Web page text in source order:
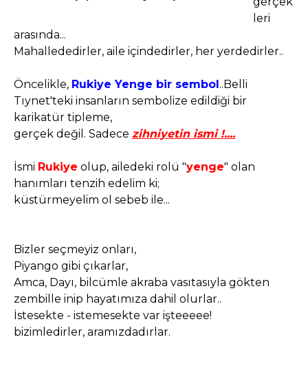
leri
arasında...
Mahallededirler, aile içindedirler, her yerdedirler..
Öncelikle, Rukiye Yenge bir sembol..Belli
Tıynet'teki insanların sembolize edildiği bir
karikatür tipleme,
gerçek değil. Sadece zihniyetin ismi !....
İsmi Rukiye olup, ailedeki rolü "yenge" olan
hanımları tenzih edelim ki;
küstürmeyelim ol sebeb ile...
Bizler seçmeyiz onları,
Piyango gibi çıkarlar,
Amca, Dayı, bilcümle akraba vasıtasıyla gökten
zembille inip hayatımıza dahil olurlar..
İstesekte - istemesekte var işteeeee!
bizimledirler, aramızdadırlar.